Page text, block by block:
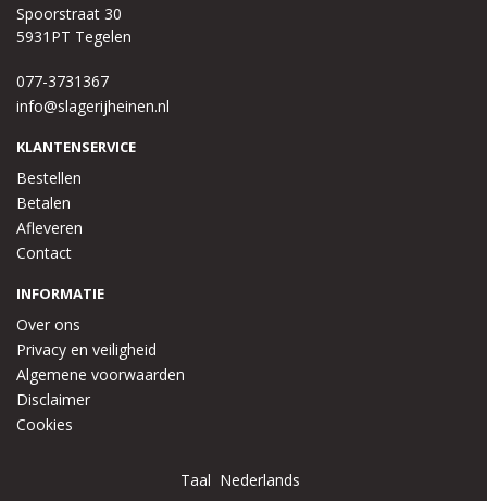
Spoorstraat 30
5931PT Tegelen
077-3731367
info@slagerijheinen.nl
KLANTENSERVICE
Bestellen
Betalen
Afleveren
Contact
INFORMATIE
Over ons
Privacy en veiligheid
Algemene voorwaarden
Disclaimer
Cookies
Taal